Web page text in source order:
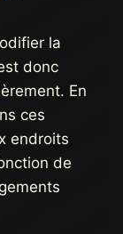
la
donc
En
ces
endroits
de